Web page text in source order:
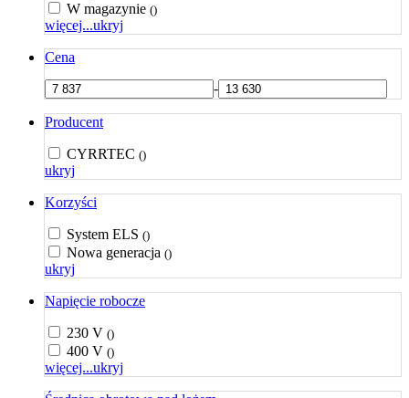
W magazynie ()
więcej...ukryj
Cena
-
Producent
CYRRTEC ()
ukryj
Korzyści
System ELS ()
Nowa generacja ()
ukryj
Napięcie robocze
230 V ()
400 V ()
więcej...ukryj